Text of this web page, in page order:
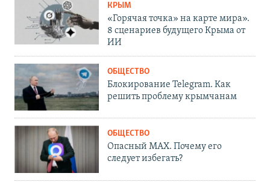
КРЫМ
«Горячая точка» на карте мира».
8 сценариев будущего Крыма от
ИИ
ОБЩЕСТВО
Блокирование Telegram. Как
решить проблему крымчанам
ОБЩЕСТВО
Опасный MAX. Почему его
следует избегать?